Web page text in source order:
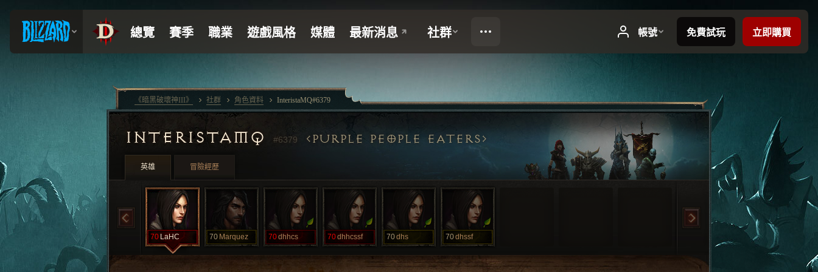
INTERISTAMQ #6379 PURPLE PEOPLE EATERS
英雄 冒險經歷
70 LaHC 70 Marquez 70dhhcs 70dhhcssf 70dhs 70dhssf
《暗黑破壞神III》 社群 角色資料 InteristaMQ#6379